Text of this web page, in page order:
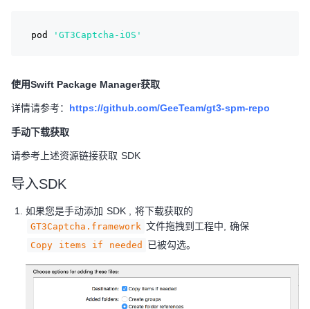
pod 'GT3Captcha-iOS'
使用Swift Package Manager获取
详情请参考： https://github.com/GeeTeam/gt3-spm-repo
手动下载获取
请参考上述资源链接获取 SDK
导入SDK
如果您是手动添加 SDK , 将下载获取的
GT3Captcha.framework 文件拖拽到工程中, 确保
Copy items if needed 已被勾选。